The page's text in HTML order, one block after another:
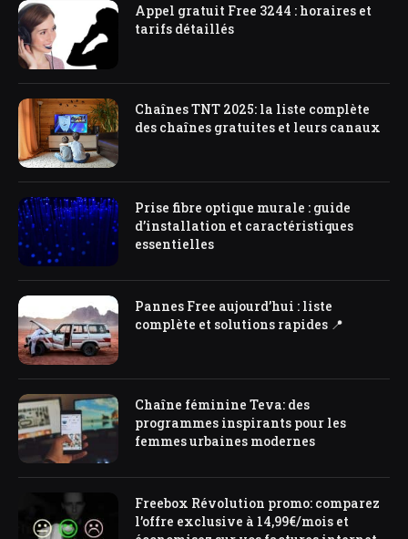
Appel gratuit Free 3244 : horaires et
tarifs détaillés
Chaînes TNT 2025: la liste complète
des chaînes gratuites et leurs canaux
Prise fibre optique murale : guide
d’installation et caractéristiques
essentielles
Pannes Free aujourd’hui : liste
complète et solutions rapides 📍
Chaîne féminine Teva: des
programmes inspirants pour les
femmes urbaines modernes
Freebox Révolution promo: comparez
l’offre exclusive à 14,99€/mois et